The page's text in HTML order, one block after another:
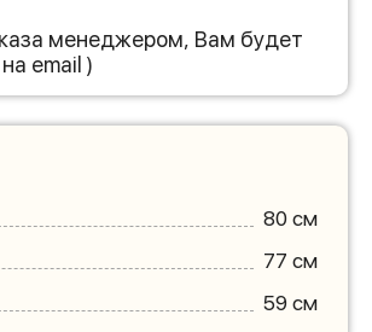
менеджером, Вам будет
email )
80 см
77 см
59 см